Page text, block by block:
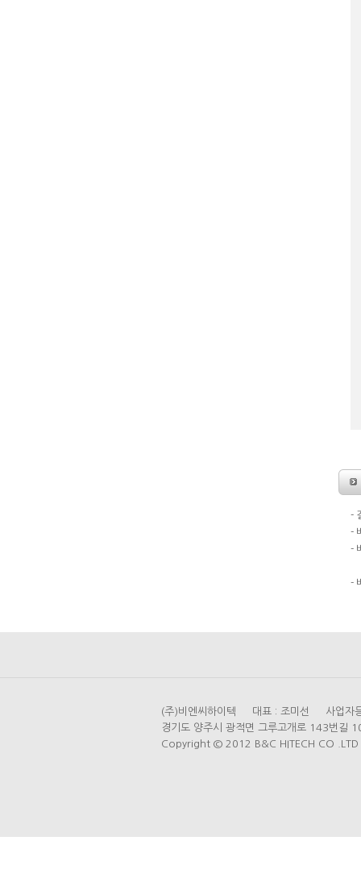
-
-
-
-
(주)비엔씨하이텍 대표 : 조미선 사업자
경기도 양주시 광적면 그루고개로 143
Copyright © 2012 B&C HITECH CO